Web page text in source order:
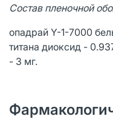
Состав пленочной
опадрай Y-1-7000
титана диоксид -
- 3 мг.